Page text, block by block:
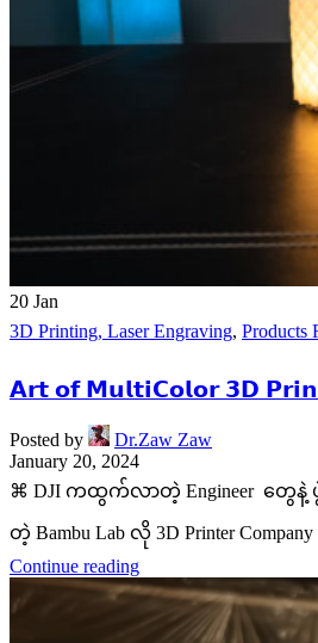
20 Jan
3D Printing, Laser Engraving, Products
𝗔𝗿𝘁 𝗼𝗳 𝗠𝘂𝗹𝘁𝗶𝗖𝗼𝗹𝗼𝗿 𝟯𝗗
Posted by
Dr.Zaw Zaw
January 20, 2024
⌘ DJI ကထွက်လာတဲ့ Engineer တွေ
တဲ့ Bambu Lab လို 3D Printer
Continue reading